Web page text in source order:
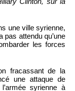
une ville syrienne,
pas attendu qu’une
les forces
fracassant de la
une attaque de
syrienne à